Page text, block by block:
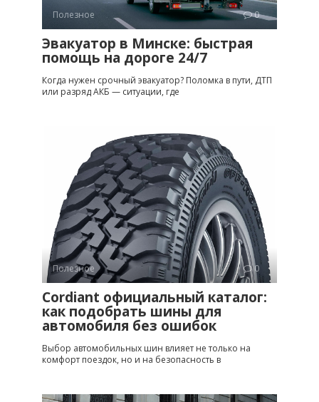
Полезное 0
Эвакуатор в Минске: быстрая
помощь на дороге 24/7
Когда нужен срочный эвакуатор? Поломка в пути, ДТП
или разряд АКБ — ситуации, где
Полезное 0
Cordiant официальный каталог:
как подобрать шины для
автомобиля без ошибок
Выбор автомобильных шин влияет не только на
комфорт поездок, но и на безопасность в